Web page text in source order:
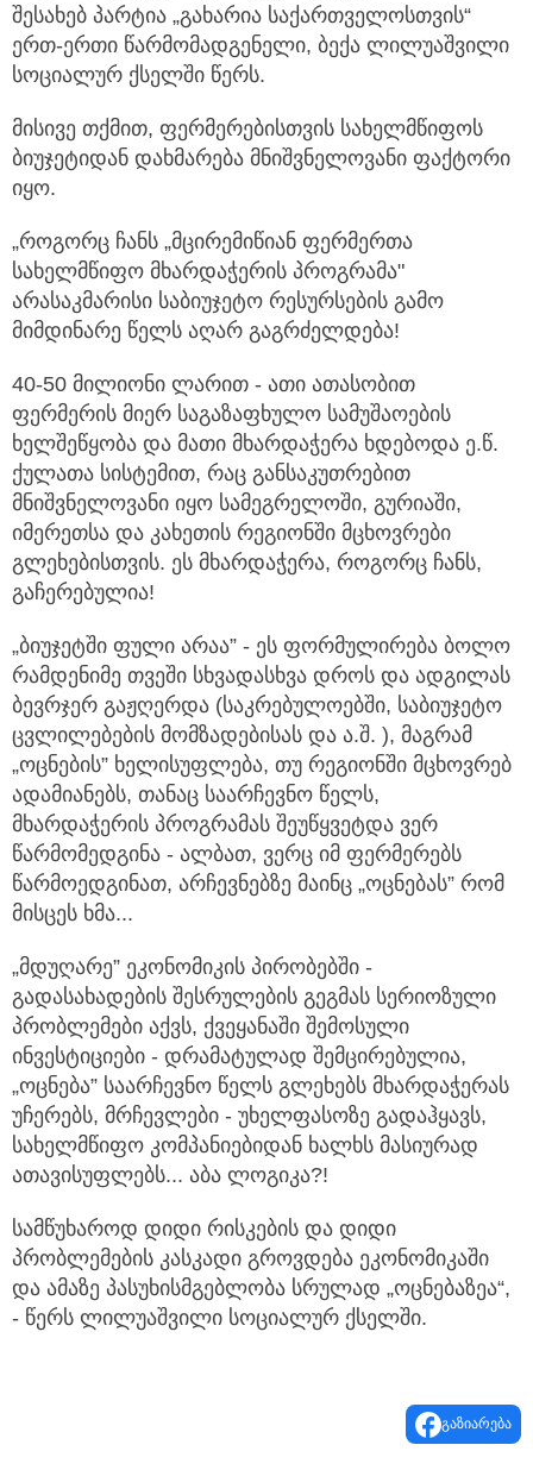
შესახებ პარტია „გახარია საქართველოსთვის“
ერთ-ერთი წარმომადგენელი, ბექა ლილუაშვილი
სოციალურ ქსელში წერს.
მისივე თქმით, ფერმერებისთვის სახელმწიფოს
ბიუჯეტიდან დახმარება მნიშვნელოვანი ფაქტორი
იყო.
„როგორც ჩანს „მცირემიწიან ფერმერთა
სახელმწიფო მხარდაჭერის პროგრამა"
არასაკმარისი საბიუჯეტო რესურსების გამო
მიმდინარე წელს აღარ გაგრძელდება!
40-50 მილიონი ლარით - ათი ათასობით
ფერმერის მიერ საგაზაფხულო სამუშაოების
ხელშეწყობა და მათი მხარდაჭერა ხდებოდა ე.წ.
ქულათა სისტემით, რაც განსაკუთრებით
მნიშვნელოვანი იყო სამეგრელოში, გურიაში,
იმერეთსა და კახეთის რეგიონში მცხოვრები
გლეხებისთვის. ეს მხარდაჭერა, როგორც ჩანს,
გაჩერებულია!
„ბიუჯეტში ფული არაა” - ეს ფორმულირება ბოლო
რამდენიმე თვეში სხვადასხვა დროს და ადგილას
ბევრჯერ გაჟღერდა (საკრებულოებში, საბიუჯეტო
ცვლილებების მომზადებისას და ა.შ. ), მაგრამ
„ოცნების” ხელისუფლება, თუ რეგიონში მცხოვრებ
ადამიანებს, თანაც საარჩევნო წელს,
მხარდაჭერის პროგრამას შეუწყვეტდა ვერ
წარმომედგინა - ალბათ, ვერც იმ ფერმერებს
წარმოედგინათ, არჩევნებზე მაინც „ოცნებას” რომ
მისცეს ხმა...
„მდუღარე” ეკონომიკის პირობებში -
გადასახადების შესრულების გეგმას სერიოზული
პრობლემები აქვს, ქვეყანაში შემოსული
ინვესტიციები - დრამატულად შემცირებულია,
„ოცნება” საარჩევნო წელს გლეხებს მხარდაჭერას
უჩერებს, მრჩევლები - უხელფასოზე გადაჰყავს,
სახელმწიფო კომპანიებიდან ხალხს მასიურად
ათავისუფლებს... აბა ლოგიკა?!
სამწუხაროდ დიდი რისკების და დიდი
პრობლემების კასკადი გროვდება ეკონომიკაში
და ამაზე პასუხისმგებლობა სრულად „ოცნებაზეა“,
- წერს ლილუაშვილი სოციალურ ქსელში.
გაზიარება